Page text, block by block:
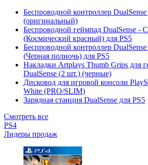
Беспроводной контроллер DualSense
(оригинальный)
Беспроводной геймпад DualSense -
(Космический красный) для PS5
Беспроводной контроллер
(Черная полночь) для PS5
Накладки Artplays Thumb Grips для
DualSense (2 шт.) (черные)
Дисковод для игровой консоли
White (PRO/SLIM)
Зарядная станция DualSense для PS5
Смотреть все
PS4
Лидеры продаж